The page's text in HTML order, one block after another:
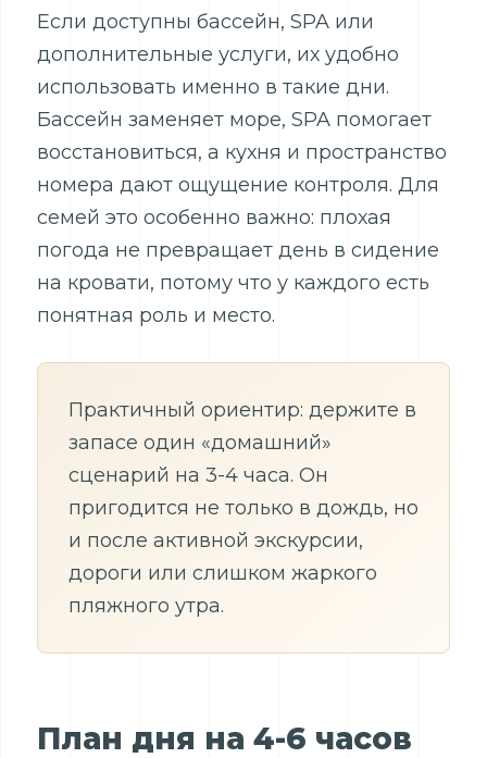
Если доступны бассейн, SPA или
дополнительные услуги, их удобно
использовать именно в такие дни.
Бассейн заменяет море, SPA помогает
восстановиться, а кухня и пространство
номера дают ощущение контроля. Для
семей это особенно важно: плохая
погода не превращает день в сидение
на кровати, потому что у каждого есть
понятная роль и место.
Практичный ориентир: держите в
запасе один «домашний»
сценарий на 3-4 часа. Он
пригодится не только в дождь, но
и после активной экскурсии,
дороги или слишком жаркого
пляжного утра.
План дня на 4-6 часов